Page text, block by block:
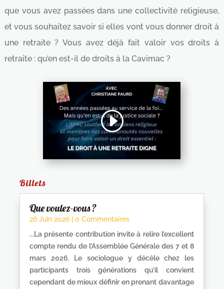
que vous avez passées dans une collectivité religieuse,
et vous souhaitez savoir si elles vont vous donner droit à
une retraite ? Vous avez déjà fait valoir vos droits à
retraite : qu’en est-il de droits à la Cavimac ?
Billets
Que voulez-vous ?
26 Juin 2026| 0 Commentaires
...La présente contribution invite à relire l’excellent
compte rendu de l’Assemblée Générale des 7 et 8
mars 2026. Le sociologue y décèle chez les
participants trois générations qu’il convient
cependant de mieux définir en prenant davantage